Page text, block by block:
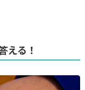
える！